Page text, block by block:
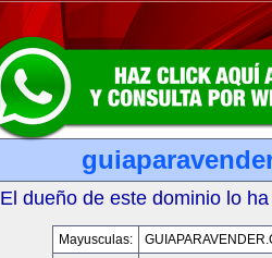
El dueño de este dominio lo
Mayusculas: